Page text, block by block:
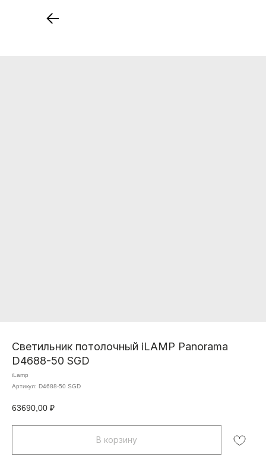
Светильник потолочный iLAMP Panorama
D4688-50 SGD
iLamp
Артикул: D4688-50 SGD
63690,00 ₽
В корзину